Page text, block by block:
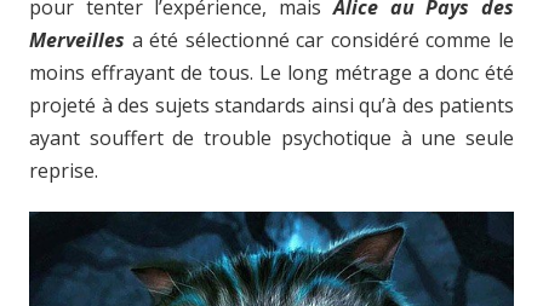
pour tenter l’expérience, maisAlice au Pays des
Merveilles a été sélectionné car considéré comme le
moins effrayant de tous. Le long métrage a donc été
projeté à des sujets standards ainsi qu’à des patients
ayant souffert de trouble psychotique à une seule
reprise.